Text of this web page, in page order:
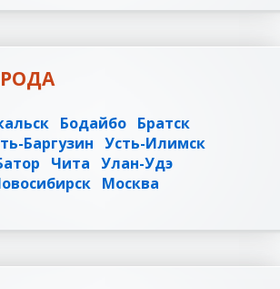
Бодайбо Братск
Баргузин Усть-Илимск
Чита Улан-Удэ
Москва